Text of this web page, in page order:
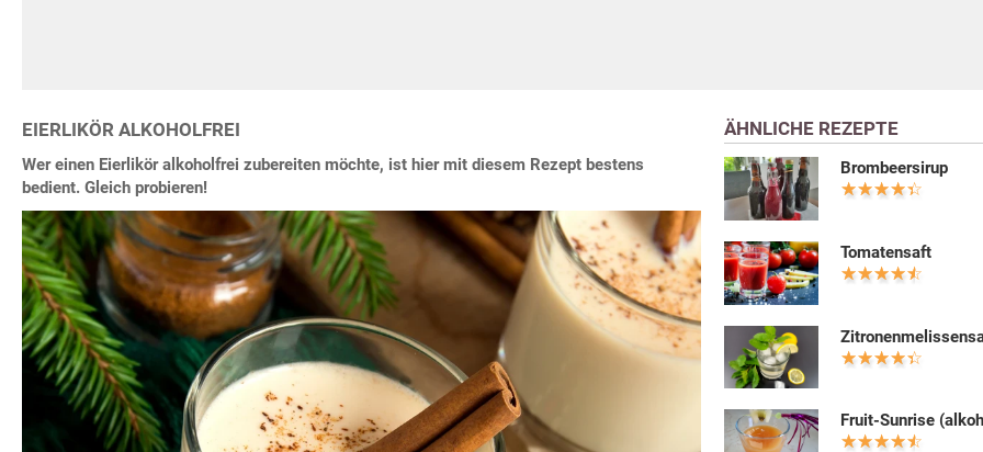
EIERLIKÖR ALKOHOLFREI
Wer einen Eierlikör alkoholfrei zubereiten möchte, ist hier mit diesem Rezept bestens
bedient. Gleich probieren!
ÄHNLICHE REZEPTE
Brombeersirup
Tomatensaft
Fruit-Sunrise